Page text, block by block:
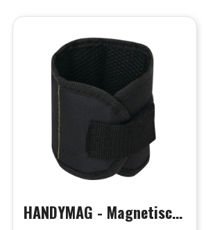
HANDYMAG - Magnetische armband